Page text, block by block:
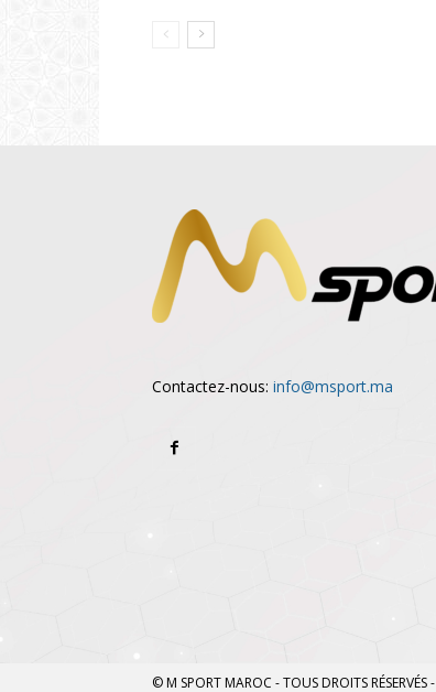
Contactez-nous: info@msport.ma
© M SPORT MAROC - TOUS DROITS RÉSERVÉS -